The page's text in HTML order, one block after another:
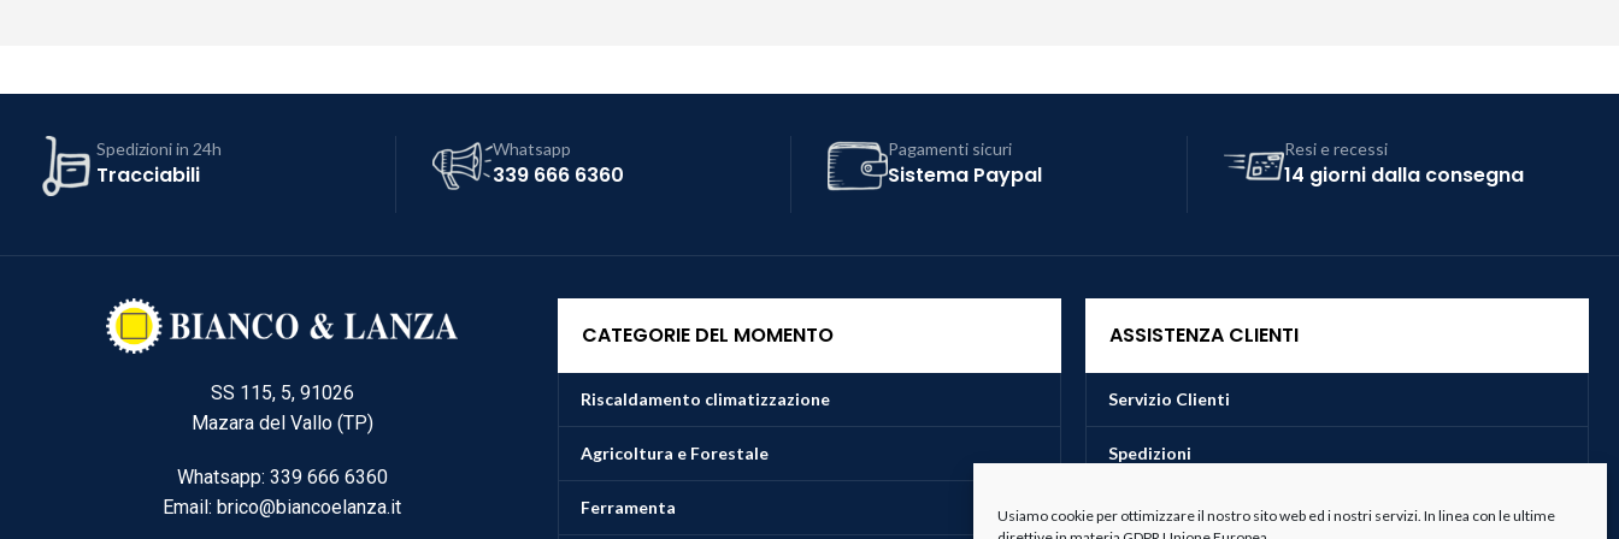
Usiamo cookie per ottimizzare il nostro sito web ed i nostri servizi. In linea con le ultime
Spedizioni in 24h
Tracciabili
Whatsapp
339 666 6360
Pagamenti sicuri
Sistema Paypal
Resi e recessi
14 giorni dalla consegna
SS 115, 5, 91026
Mazara del Vallo (TP)
Whatsapp: 339 666 6360
Email: brico@biancoelanza.it
CATEGORIE DEL MOMENTO
Riscaldamento climatizzazione
Agricoltura e Forestale
Ferramenta
ASSISTENZA CLIENTI
Servizio Clienti
Spedizioni
Resi e Recessi